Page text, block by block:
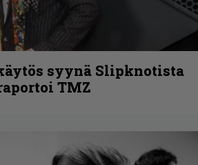
syynä Slipknotista
TMZ